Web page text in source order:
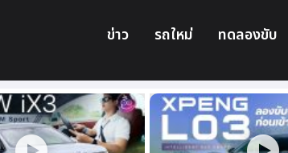
ข่าว รถใหม่ ทดลองขับ